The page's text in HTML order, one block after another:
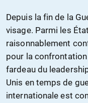
Depuis la fin de la
visage. Parmi les
raisonnablement
pour la confrontation
fardeau du
Unis en temps de
internationale est